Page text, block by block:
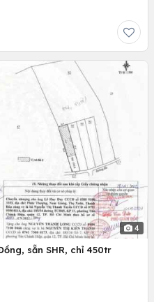
4
sẵn SHR, chỉ 450tr